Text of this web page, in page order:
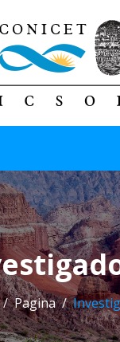
Pagina